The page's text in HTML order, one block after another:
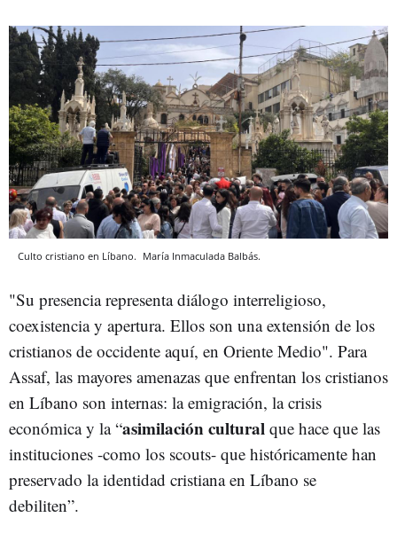
Culto cristiano en Líbano. María Inmaculada Balbás.
"Su presencia representa diálogo interreligioso,
coexistencia y apertura. Ellos son una extensión de los
cristianos de occidente aquí, en Oriente Medio". Para
Assaf, las mayores amenazas que enfrentan los cristianos
en Líbano son internas: la emigración, la crisis
económica y la “asimilación cultural que hace que las
instituciones -como los scouts- que históricamente han
preservado la identidad cristiana en Líbano se
debiliten”.